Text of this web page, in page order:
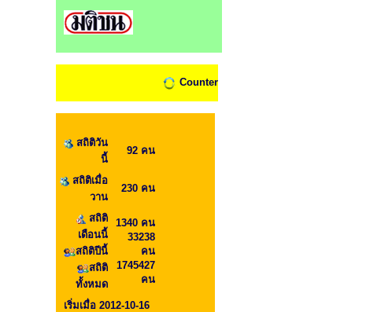
Counter
สถิติวัน
นี้
92 คน
สถิติเมื่อ
วาน
230 คน
สถิติ
เดือนนี้
สถิติปีนี้
สถิติ
ทั้งหมด
1340 คน
33238
คน
1745427
คน
เริ่มเมื่อ 2012-10-16